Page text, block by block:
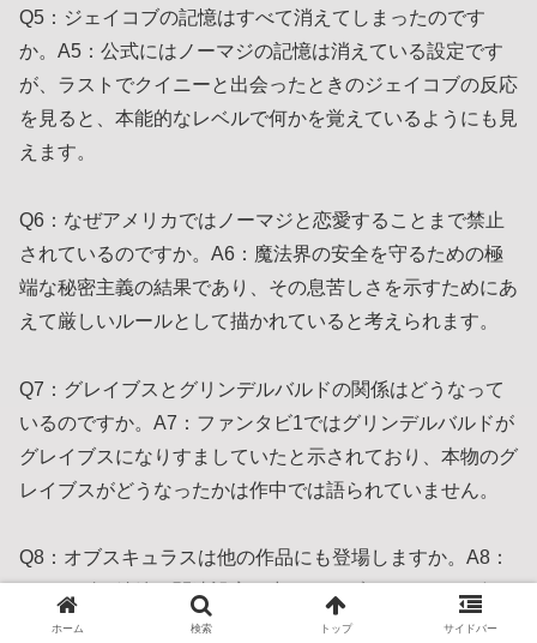
Q5：ジェイコブの記憶はすべて消えてしまったのです
か。A5：公式にはノーマジの記憶は消えている設定です
が、ラストでクイニーと出会ったときのジェイコブの反応
を見ると、本能的なレベルで何かを覚えているようにも見
えます。
Q6：なぜアメリカではノーマジと恋愛することまで禁止
されているのですか。A6：魔法界の安全を守るための極
端な秘密主義の結果であり、その息苦しさを示すためにあ
えて厳しいルールとして描かれていると考えられます。
Q7：グレイブスとグリンデルバルドの関係はどうなって
いるのですか。A7：ファンタビ1ではグリンデルバルドが
グレイブスになりすましていたと示されており、本物のグ
レイブスがどうなったかは作中では語られていません。
Q8：オブスキュラスは他の作品にも登場しますか。A8：
シリーズの続編や関連設定の中で、オブスキュラスと似た
存在が他にも示唆されており、魔法界にとっての大きな謎
ホーム 検索 トップ サイドバー